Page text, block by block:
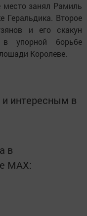
место занял Рамиль
Геральдика. Второе
и его скакун
упорной борьбе
Королеве.
интересным в
в
MАХ: